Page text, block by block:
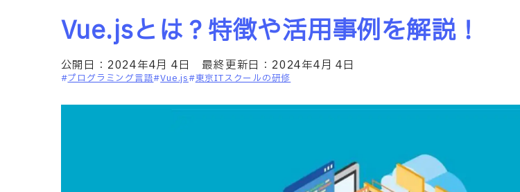
新入社員向けエンジニア研修
中途社員向けエンジニア研修
超実践型エンジニア研修「リアプロ」
テックアカデミー
講師派遣サービス
Vue.jsとは？特徴や活用事例を解説！
公開日： 2024年4月 4日 最終更新日： 2024年4月 4日
プログラミング言語 Vue.js 東京ITスクールの研修